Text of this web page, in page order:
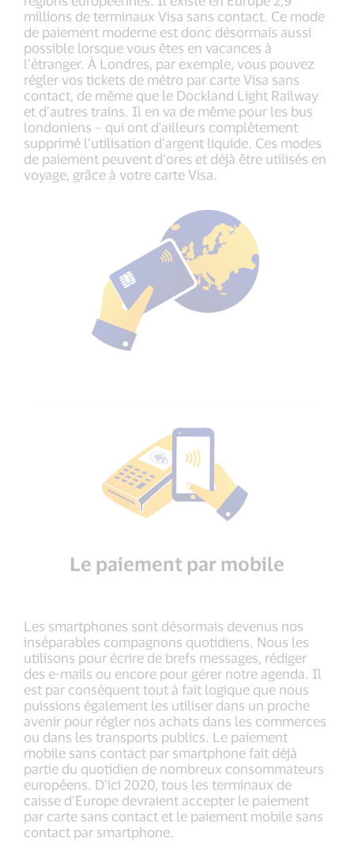
millions de terminaux Visa sans contact. Ce mode
de paiement moderne est donc désormais aussi
possible lorsque vous êtes en vacances à
l’étranger. À Londres, par exemple, vous pouvez
régler vos tickets de métro par carte Visa sans
contact, de même que le Dockland Light Railway
et d’autres trains. Il en va de même pour les bus
londoniens – qui ont d'ailleurs complètement
supprimé l’utilisation d’argent liquide. Ces modes
de paiement peuvent d’ores et déjà être utilisés en
voyage, grâce à votre carte Visa.
Le paiement par mobile
Les smartphones sont désormais devenus nos
inséparables compagnons quotidiens. Nous les
utilisons pour écrire de brefs messages, rédiger
des e-mails ou encore pour gérer notre agenda. Il
est par conséquent tout à fait logique que nous
puissions également les utiliser dans un proche
avenir pour régler nos achats dans les commerces
ou dans les transports publics. Le paiement
mobile sans contact par smartphone fait déjà
partie du quotidien de nombreux consommateurs
européens. D’ici 2020, tous les terminaux de
caisse d’Europe devraient accepter le paiement
par carte sans contact et le paiement mobile sans
contact par smartphone.